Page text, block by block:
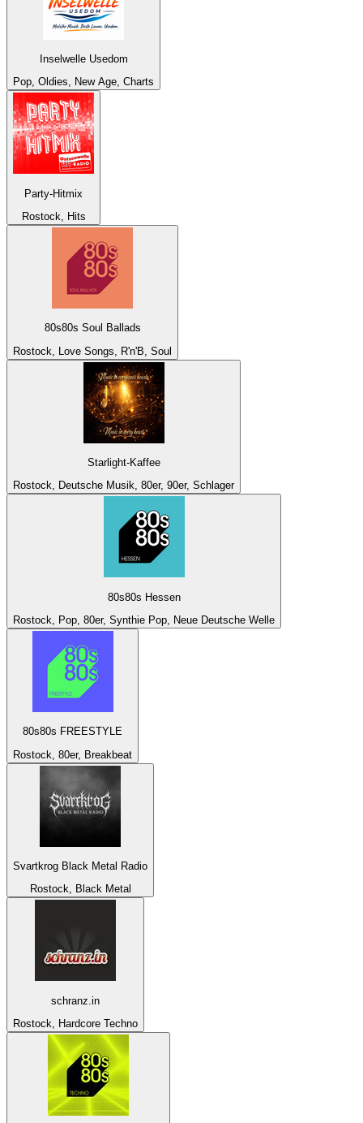
Inselwelle Usedom
Pop, Oldies, New Age, Charts
Party-Hitmix
Rostock, Hits
80s80s Soul Ballads
Rostock, Love Songs, R'n'B, Soul
Starlight-Kaffee
Rostock, Deutsche Musik, 80er, 90er, Schlager
80s80s Hessen
Rostock, Pop, 80er, Synthie Pop, Neue Deutsche Welle
80s80s FREESTYLE
Rostock, 80er, Breakbeat
Svartkrog Black Metal Radio
Rostock, Black Metal
schranz.in
Rostock, Hardcore Techno